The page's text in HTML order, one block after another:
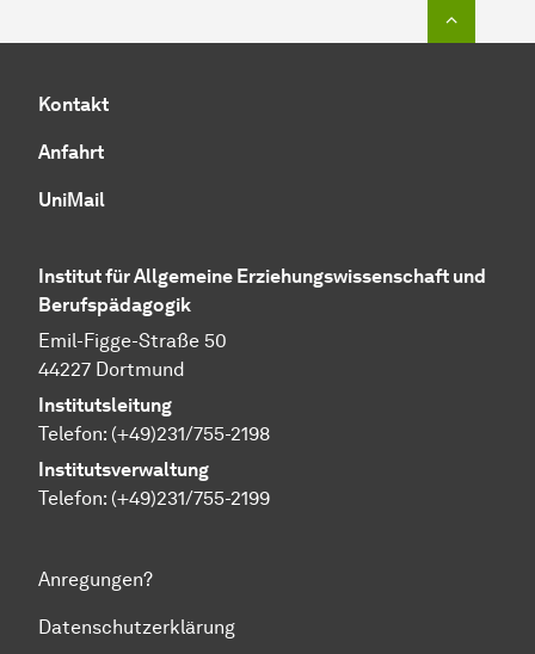
Kontakt
Anfahrt
UniMail
Institut für Allgemeine Erziehungswissenschaft und
Berufspädagogik
Emil-Figge-Straße 50
44227 Dortmund
Institutsleitung
Telefon: (+49)231/755-2198
Institutsverwaltung
Telefon: (+49)231/755-2199
Anregungen?
Datenschutzerklärung